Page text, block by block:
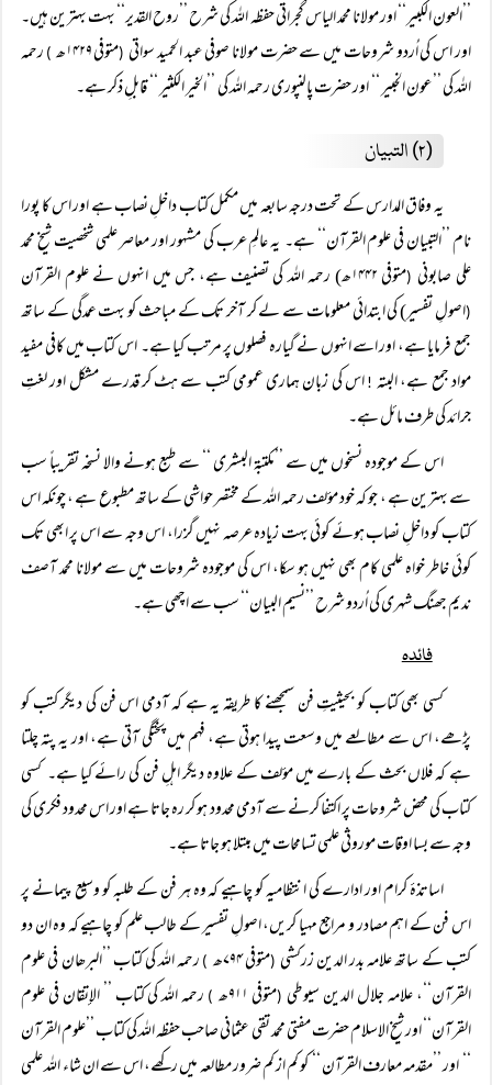
’’العون الكبير‘‘ اور مولانا محمد الیاس گجراتی حفظہ اللہ کی شرح ’’روح القدیر‘‘ بہت بہترین ہیں۔
اور اس کی اُردو شروحات میں سے حضرت مولانا صوفی عبد الحمید سواتی(متوفی ۱۴۲۹ھ ) رحمہ
اللہ کی ’’عون الخبیر ‘‘ اور حضرت پالنپوری رحمہ اللہ کی ’’الخیر الکثیر ‘‘ قابلِ ذکر ہے۔
(۲) التبیان
یہ وفاق المدارس کے تحت درجہ سابعہ میں مکمل کتاب داخلِ نصاب ہے اور اس کا پورا
نام ’’التبيان في علوم القرآن‘‘ ہے۔ یہ عالمِ عرب کی مشہور اور معاصر علمی شخصیت شیخ محمد
علی صابونی(متوفی ۱۴۴۲ھ) رحمہ اللہ کی تصنیف ہے، جس میں انہوں نے علوم القرآن
(اصولِ تفسیر) کی ابتدائی معلومات سے لے کر آخر تک کے مباحث کو بہت عمدگی کے ساتھ
جمع فرمایا ہے، اور اسے انہوں نے گیارہ فصلوں پر مرتب کیا ہے۔ اس کتاب میں کافی مفید
مواد جمع ہے، البتہ !اس کی زبان ہماری عمومی کتب سے ہٹ کر قدرے مشکل اور لغتِ
جرائد کی طرف مائل ہے۔
اس کے موجودہ نسخوں میں سے ’’مکتبۃ البشری ‘‘ سے طبع ہونے والا نسخہ تقریباً سب
سے بہترین ہے ، جو کہ خود مؤلف رحمہ اللہ کے مختصر حواشی کے ساتھ مطبوع ہے ، چونکہ اس
کتاب کو داخلِ نصاب ہوئے کوئی بہت زیادہ عرصہ نہیں گزرا، اس وجہ سے اس پر ابھی تک
کوئی خاطر خواہ علمی کام بھی نہیں ہو سکا، اس کی موجودہ شروحات میں سے مولانا محمد آصف
ندیم جھنگ شہری کی اُردو شرح ’’نسیم البیان‘‘ سب سے اچھی ہے۔
فائدہ
کسی بھی کتاب کو بحیثیتِ فن سمجھنے کا طریقہ یہ ہے کہ آدمی اس فن کی دیگر کتب کو
پڑھے، اس سے مطالعے میں وسعت پیدا ہوتی ہے، فہم میں پختگی آتی ہے، اور یہ پتہ چلتا
ہے کہ فلاں بحث کے بارے میں مؤلف کے علاوہ دیگر اہلِ فن کی رائے کیا ہے۔ کسی
کتاب کی محض شروحات پر اکتفا کرنے سے آدمی محدود ہو کر رہ جاتا ہے اور اس محدود فکری کی
وجہ سے بسا اوقات موروثی علمی تسامحات میں مبتلا ہو جاتا ہے۔
اساتذۂ کرام اور ادارے کی انتظامیہ کو چاہیے کہ وہ ہر فن کے طلبہ کو وسیع پیمانے پر
اس فن کے اہم مصادر و مراجع مہیا کریں، اصولِ تفسیر کے طالب علم کو چاہیے کہ وہ ان دو
کتب کے ساتھ علامہ بدر الدین زرکشی (متوفی ۷۹۴ھ ) رحمہ اللہ کی کتاب ’’البرھان في علوم
القرآن‘‘، علامہ جلال الدین سیوطی (متوفی ۹۱۱ھ ) رحمہ اللہ کی کتاب ’’ الإتقان في علوم
القرآن‘‘ اور شیخ الاسلام حضرت مفتی محمد تقی عثمانی صاحب حفظہ اللہ کی کتاب ’’علوم القرآن
‘‘ اور ’’مقدمہ معارف القرآن ‘‘ کو کم از کم ضرور مطالعہ میں رکھے، اس سے ان شاء اللہ علمی